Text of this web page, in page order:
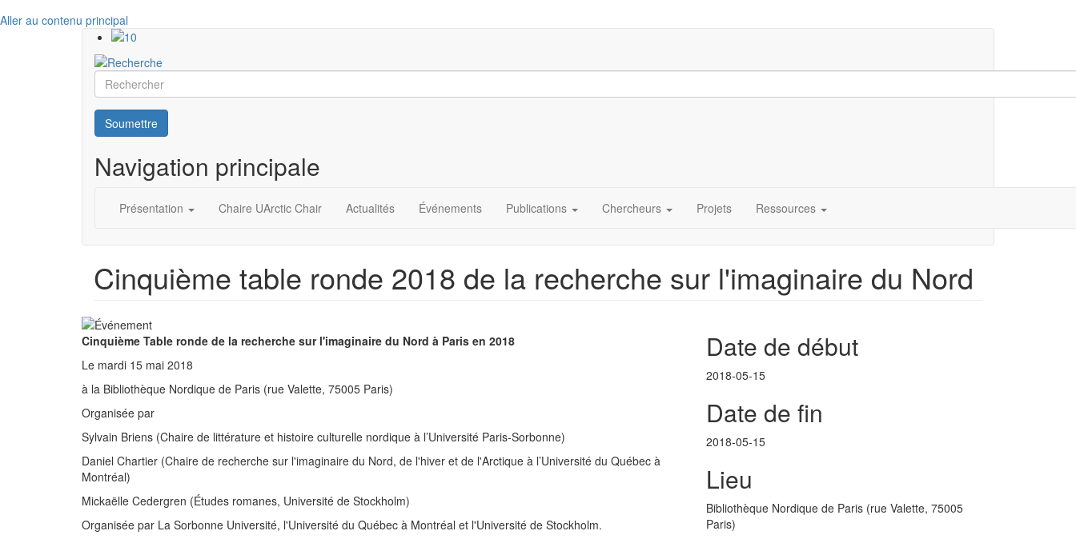
Aller au contenu principal
Rechercher
Soumettre
Navigation principale
Présentation Chaire UArctic Chair Actualités Événements Publications Chercheurs Projets Ressources
Cinquième table ronde 2018 de la recherche sur l'imaginaire du Nord
Cinquième Table ronde de la recherche sur l'imaginaire du Nord à Paris en 2018
Le mardi 15 mai 2018
à la Bibliothèque Nordique de Paris (rue Valette, 75005 Paris)
Organisée par
Sylvain Briens (Chaire de littérature et histoire culturelle nordique à l’Université Paris-Sorbonne)
Daniel Chartier (Chaire de recherche sur l'imaginaire du Nord, de l'hiver et de l'Arctique à l’Université du Québec à
Montréal)
Mickaëlle Cedergren (Études romanes, Université de Stockholm)
Organisée par La Sorbonne Université, l'Université du Québec à Montréal et l'Université de Stockholm.
Date de début
2018-05-15
Date de fin
2018-05-15
Lieu
Bibliothèque Nordique de Paris (rue Valette, 75005
Paris)